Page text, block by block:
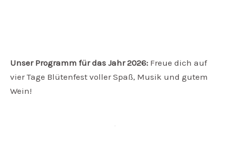
Unser Programm für das Jahr 2026: Freue dich auf
vier Tage Blütenfest voller Spaß, Musik und gutem
Wein!